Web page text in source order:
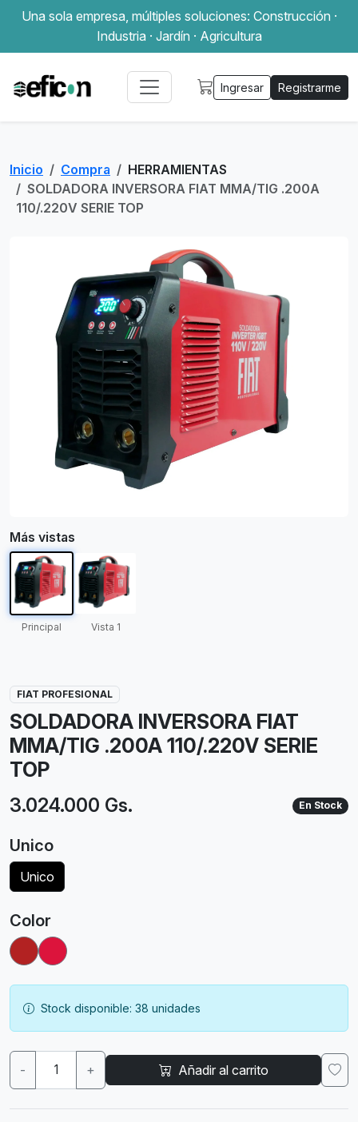
Una sola empresa, múltiples soluciones: Construcción ·
Industria · Jardín · Agricultura
Ingresar Registrarme
Inicio Compra
HERRAMIENTAS
SOLDADORA INVERSORA FIAT MMA/TIG .200A
110/.220V SERIE TOP
Más vistas
Principal Vista 1
FIAT PROFESIONAL
SOLDADORA INVERSORA FIAT
MMA/TIG .200A 110/.220V SERIE
TOP
3.024.000 Gs. En Stock
Unico
Unico
Color
Stock disponible: 38 unidades
- + Añadir al carrito